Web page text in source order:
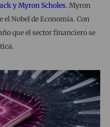
y Myron Scholes. Myron
el Nobel de Economía. Con
que el sector financiero se